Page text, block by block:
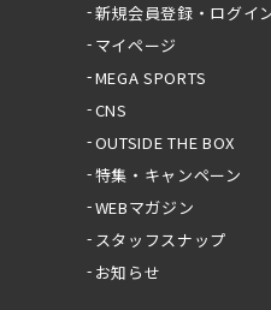
新規会員登録・ログイ
マイページ
MEGA SPORTS
CNS
OUTSIDE THE BOX
特集・キャンペーン
WEBマガジン
スタッフスナップ
お知らせ